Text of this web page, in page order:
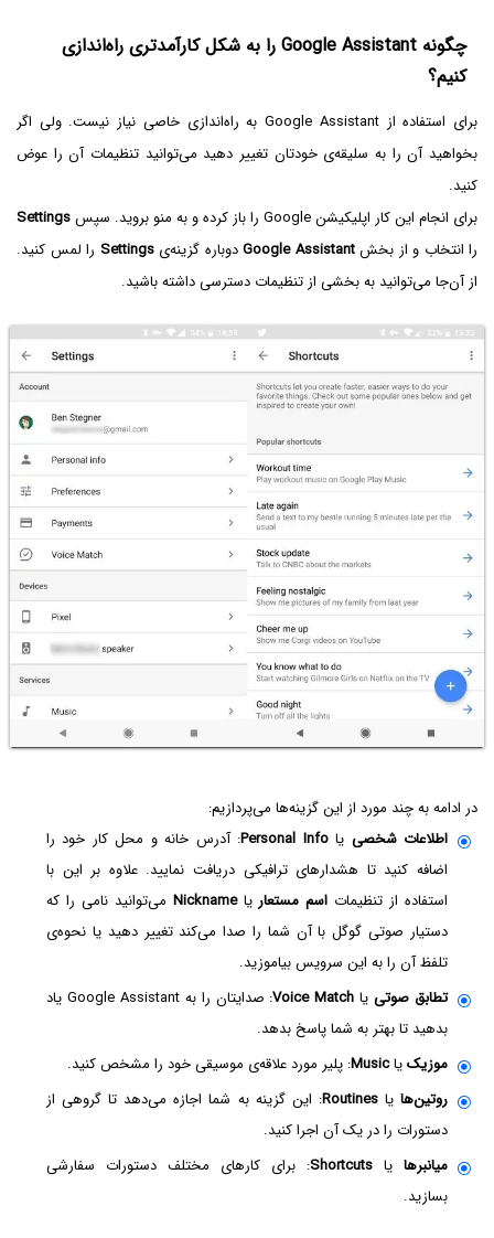
چگونه Google Assistant را به شکل کارآمدتری راه‌اندازی
کنیم؟
برای استفاده از Google Assistant به راه‌اندازی خاصی نیاز نیست. ولی اگر
بخواهید آن را به سلیقه‌ی خودتان تغییر دهید می‌توانید تنظیمات آن را عوض
کنید.
برای انجام این کار اپلیکیشن Google را باز کرده و به منو بروید. سپس
Settings
را انتخاب و از بخشGoogle Assistantدوباره گزینه‌یSettings را لمس کنید.
از آن‌جا می‌توانید به بخشی از تنظیمات دسترسی داشته باشید.
در ادامه به چند مورد از این گزینه‌ها می‌پردازیم:
اطلاعات شخصی یاPersonal Info: آدرس خانه و محل کار خود را
اضافه کنید تا هشدارهای ترافیکی دریافت نمایید. علاوه بر این با
استفاده از تنظیمات اسم مستعار یاNickname می‌توانید نامی را که
دستیار صوتی گوگل با آن شما را صدا می‌کند تغییر دهید یا نحوه‌ی
تلفظ آن را به این سرویس بیاموزید.
تطابق صوتییا Voice Match
: صدایتان را به Google Assistant یاد
بدهید تا بهتر به شما پاسخ بدهد.
موزیکیاMusic: پلیر مورد علاقه‌ی موسیقی خود را مشخص کنید.
روتین‌هایاRoutines: این گزینه به شما اجازه می‌دهد تا گروهی از
دستورات را در یک آن اجرا کنید.
میانبرها یا Shortcuts: برای کارهای مختلف دستورات سفارشی
بسازید.